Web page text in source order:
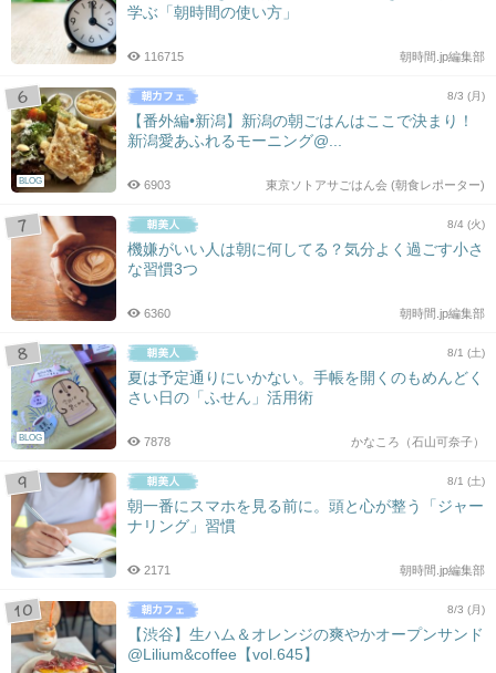
学ぶ「朝時間の使い方」
朝時間.jp編集部
116715
BLOG
8/3 (月)
【番外編•新潟】新潟の朝ごはんはここで決まり！
新潟愛あふれるモーニング@...
東京ソトアサごはん会 (朝食レポーター)
6903
8/4 (火)
機嫌がいい人は朝に何してる？気分よく過ごす小さ
な習慣3つ
朝時間.jp編集部
6360
BLOG
8/1 (土)
夏は予定通りにいかない。手帳を開くのもめんどく
さい日の「ふせん」活用術
かなころ（石山可奈子）
7878
8/1 (土)
朝一番にスマホを見る前に。頭と心が整う「ジャー
ナリング」習慣
朝時間.jp編集部
2171
8/3 (月)
【渋谷】生ハム＆オレンジの爽やかオープンサンド
@Lilium&coffee【vol.645】